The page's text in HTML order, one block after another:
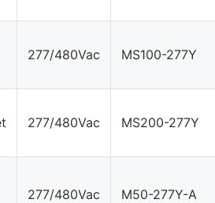
277/480Vac MS100-277Y
277/480Vac MS200-277Y
277/480Vac M50-277Y-A